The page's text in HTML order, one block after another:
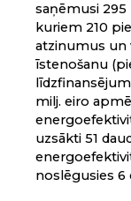
saņēmusi
kuriem 210
atzinumus un
īstenošanu
milj. eiro
uzsākti 51
noslēgusies 6